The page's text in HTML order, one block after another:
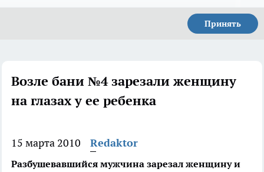
Принять
Возле бани №4 зарезали женщину
на глазах у ее ребенка
15 марта 2010 Redaktor
Разбушевавшийся мужчина зарезал женщину и